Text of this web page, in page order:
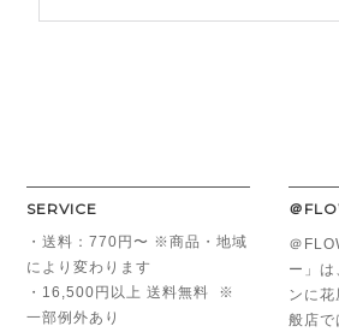
SERVICE
・送料：770円〜 ※商品・地域
により変わります
・16,500円以上 送料無料 ※
一部例外あり
＠
＠
ー」
ンに
般店で